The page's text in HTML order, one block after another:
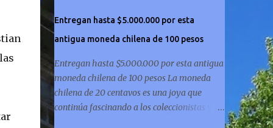
Entregan hasta $5.000.000 por esta
antigua moneda chilena de 100 pesos
Entregan hasta $5.000.000 por esta antigua
moneda chilena de 100 pesos La moneda
chilena de 20 centavos es una joya que
continúa fascinando a los coleccionistas y a